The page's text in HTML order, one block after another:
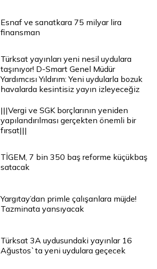
Esnaf ve sanatkara 75 milyar lira
finansman
Türksat yayınları yeni nesil uydulara
taşınıyor! D-Smart Genel Müdür
Yardımcısı Yıldırım: Yeni uydularla bozuk
havalarda kesintisiz yayın izleyeceğiz
|||Vergi ve SGK borçlarının yeniden
yapılandırılması gerçekten önemli bir
fırsat|||
TİGEM, 7 bin 350 baş reforme küçükbaş
satacak
Yargıtay’dan primle çalışanlara müjde!
Tazminata yansıyacak
Türksat 3A uydusundaki yayınlar 16
Ağustos`ta yeni uydulara geçecek